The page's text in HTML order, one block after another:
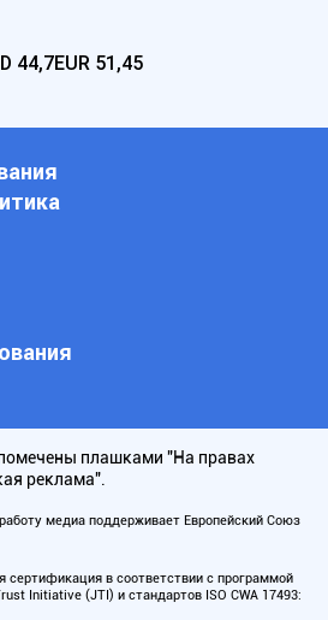
44,7EUR 51,45
плашками "На правах
реклама".
медиа поддерживает Европейский Союз
сертификация в соответствии с программой
Initiative (JTI) и стандартов ISO CWA 17493: